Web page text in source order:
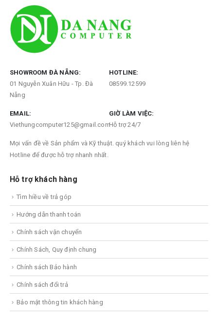
SHOWROOM ĐÀ NẴNG:
01 Nguyễn Xuân Hữu - Tp. Đà
Nẵng
HOTLINE:
08599.12599
EMAIL:
Viethungcomputer125@gmail.com
GIỜ LÀM VIỆC:
Hỗ trợ 24/7
Mọi vấn đề về Sản phẩm và Kỹ thuật. quý khách vui lòng liên hệ
Hotline để được hỗ trợ nhanh nhất.
Hỗ trợ khách hàng
Tìm hiều về trả góp
Hướng dẫn thanh toán
Chính sách vận chuyển
Chính Sách, Quy định chung
Chính sách Bảo hành
Chính sách đổi trả
Bảo mật thông tin khách hàng